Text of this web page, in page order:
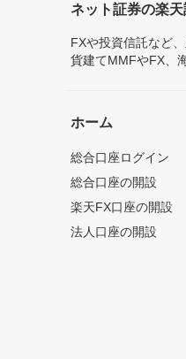
ネット証券の楽
FXや投資信託など
貨建てMMFやFX、
ホーム
総合口座ログイン
総合口座の開設
楽天FX口座の開設
法人口座の開設